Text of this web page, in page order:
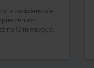
przeciwieństwie
na 12 miesięcy, a
lepszą ofertę lub